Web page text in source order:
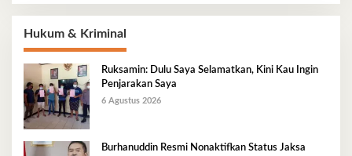
Hukum & Kriminal
Ruksamin: Dulu Saya Selamatkan, Kini Kau Ingin
Penjarakan Saya
6 Agustus 2026
Burhanuddin Resmi Nonaktifkan Status Jaksa